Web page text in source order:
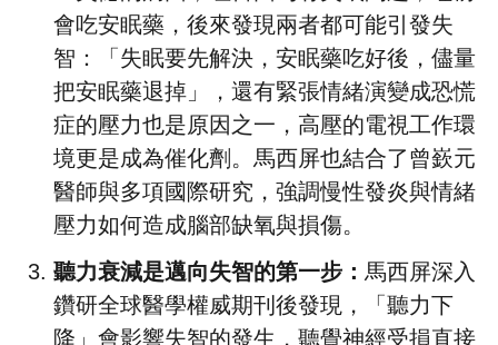
會吃安眠藥，後來發現兩者都可能引發失
智：「失眠要先解決，安眠藥吃好後，儘量
把安眠藥退掉」，還有緊張情緒演變成恐慌
症的壓力也是原因之一，高壓的電視工作環
境更是成為催化劑。馬西屏也結合了曾嶔元
醫師與多項國際研究，強調慢性發炎與情緒
壓力如何造成腦部缺氧與損傷。
聽力衰減是邁向失智的第一步： 馬西屏深入
鑽研全球醫學權威期刊後發現，「聽力下
降」會影響失智的發生，聽覺神經受損直接